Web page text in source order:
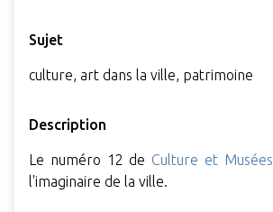
Sujet
culture, art dans la ville, patrimoine
Description
Le numéro 12 de Culture et Musées
l'imaginaire de la ville.